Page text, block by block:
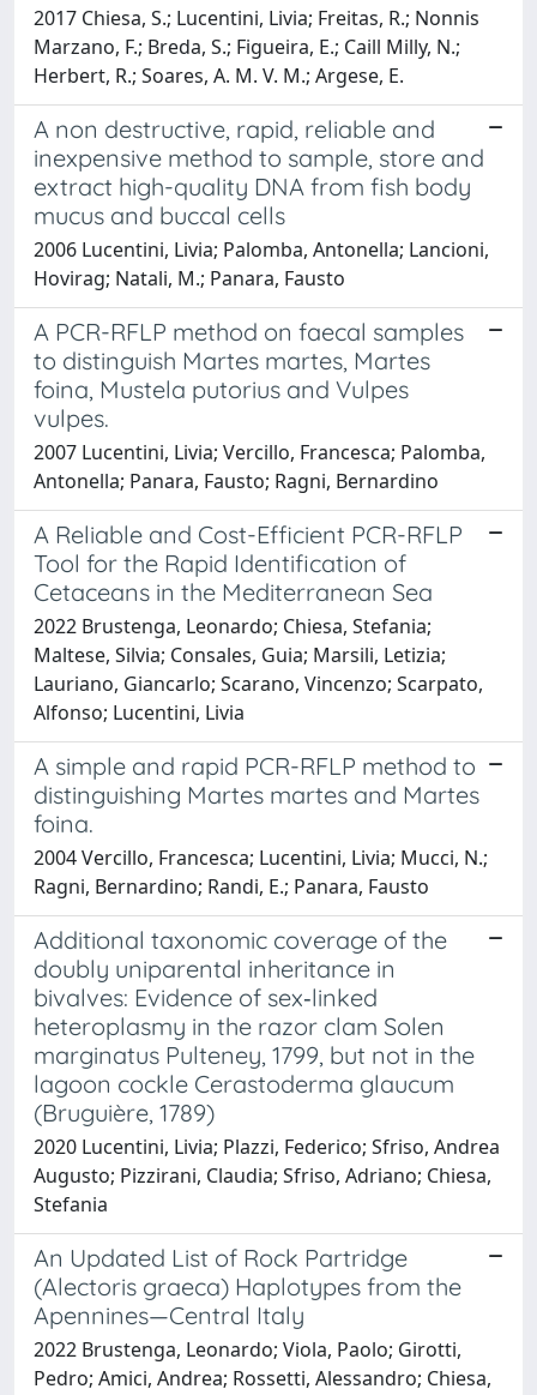
2017 Chiesa, S.; Lucentini, Livia; Freitas, R.; Nonnis
Marzano, F.; Breda, S.; Figueira, E.; Caill Milly, N.;
Herbert, R.; Soares, A. M. V. M.; Argese, E.
A non destructive, rapid, reliable and
inexpensive method to sample, store and
extract high-quality DNA from fish body
mucus and buccal cells
2006 Lucentini, Livia; Palomba, Antonella; Lancioni,
Hovirag; Natali, M.; Panara, Fausto
A PCR-RFLP method on faecal samples
to distinguish Martes martes, Martes
foina, Mustela putorius and Vulpes
vulpes.
2007 Lucentini, Livia; Vercillo, Francesca; Palomba,
Antonella; Panara, Fausto; Ragni, Bernardino
A Reliable and Cost-Efficient PCR-RFLP
Tool for the Rapid Identification of
Cetaceans in the Mediterranean Sea
2022 Brustenga, Leonardo; Chiesa, Stefania;
Maltese, Silvia; Consales, Guia; Marsili, Letizia;
Lauriano, Giancarlo; Scarano, Vincenzo; Scarpato,
Alfonso; Lucentini, Livia
A simple and rapid PCR-RFLP method to
distinguishing Martes martes and Martes
foina.
2004 Vercillo, Francesca; Lucentini, Livia; Mucci, N.;
Ragni, Bernardino; Randi, E.; Panara, Fausto
Additional taxonomic coverage of the
doubly uniparental inheritance in
bivalves: Evidence of sex‐linked
heteroplasmy in the razor clam Solen
marginatus Pulteney, 1799, but not in the
lagoon cockle Cerastoderma glaucum
(Bruguière, 1789)
2020 Lucentini, Livia; Plazzi, Federico; Sfriso, Andrea
Augusto; Pizzirani, Claudia; Sfriso, Adriano; Chiesa,
Stefania
An Updated List of Rock Partridge
(Alectoris graeca) Haplotypes from the
Apennines—Central Italy
2022 Brustenga, Leonardo; Viola, Paolo; Girotti,
Pedro; Amici, Andrea; Rossetti, Alessandro; Chiesa,